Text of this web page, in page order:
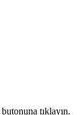
butonuna tıklayın.